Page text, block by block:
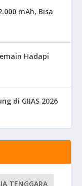
mAh, Bisa
Hadapi
di GIIAS 2026
TENGGARA